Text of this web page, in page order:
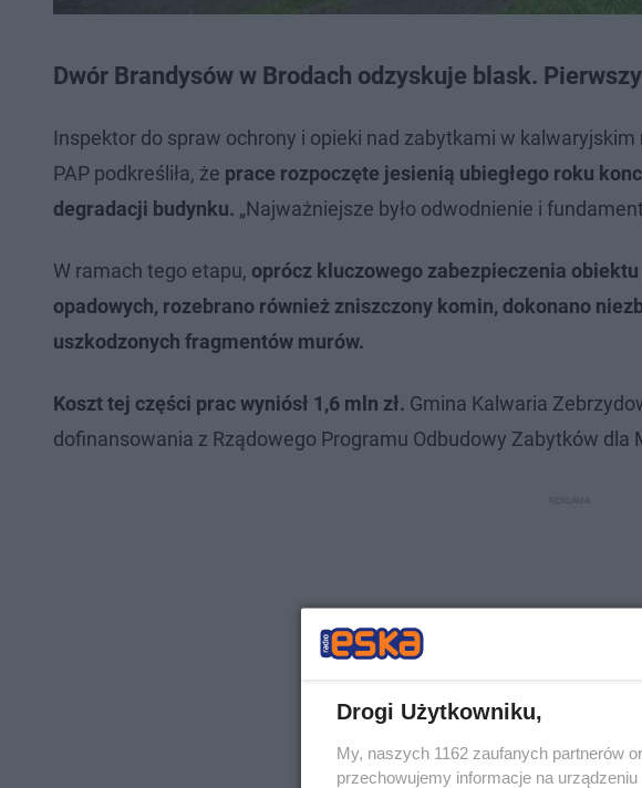
Dwór Brandysów w Brodach odzyskuje blask.
Inspektor do spraw ochrony i opieki nad zabytkami w
PAP podkreśliła, że prace rozpoczęte jesienią ubiegłego roku
degradacji budynku. „Najważniejsze było odwodnienie i
W ramach tego etapu, oprócz kluczowego zabezpieczenia
opadowych, rozebrano również zniszczony komin, dokonano
uszkodzonych fragmentów murów.
Koszt tej części prac wyniósł 1,6 mln zł. Gmina Kalwaria
dofinansowania z Rządowego Programu Odbudowy Zabytków dla
Drogi Użytkowniku,
My, naszych 1162 zaufanych partnerów
przechowujemy informacje na